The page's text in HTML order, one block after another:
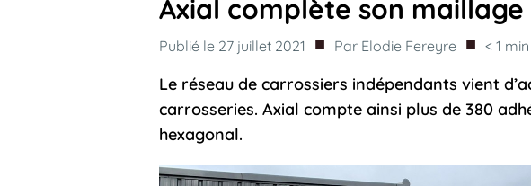
Axial complète son maillage
Publié le 27 juillet 2021 ■ Par Elodie Fereyre ■ < 1
Le réseau de carrossiers indépendants vient
carrosseries. Axial compte ainsi plus de 380
hexagonal.